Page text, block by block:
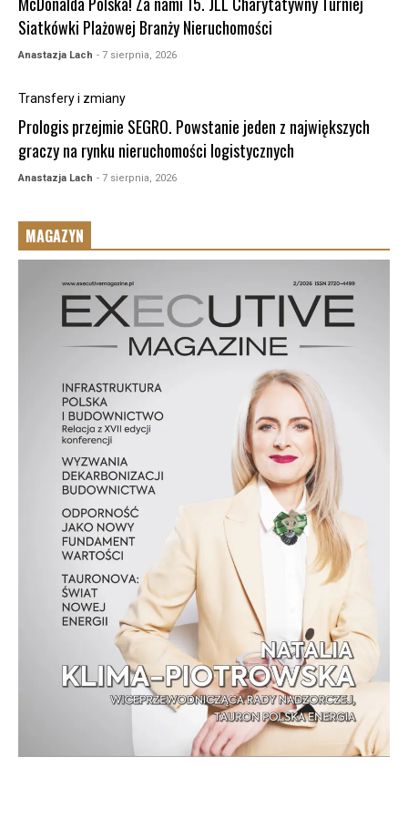
Siatkówki Plażowej Branży Nieruchomości
Anastazja Lach - 7 sierpnia, 2026
Transfery i zmiany
Prologis przejmie SEGRO. Powstanie jeden z największych
graczy na rynku nieruchomości logistycznych
Anastazja Lach - 7 sierpnia, 2026
MAGAZYN